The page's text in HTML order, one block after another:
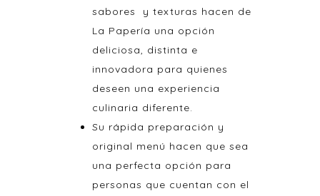
sabores y texturas hacen de
La Papería una opción
deliciosa, distinta e
innovadora para quienes
deseen una experiencia
culinaria diferente.
Su rápida preparación y
original menú hacen que sea
una perfecta opción para
personas que cuentan con el